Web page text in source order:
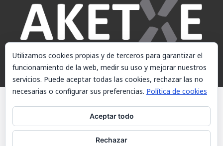
© AKETXE Consulting, S.L. - Este sitio web utiliza cookies, consulte
nuestra Política de cookies.
Utilizamos cookies propias y de terceros para garantizar el
funcionamiento de la web, medir su uso y mejorar nuestros
servicios. Puede aceptar todas las cookies, rechazar las no
necesarias o configurar sus preferencias. Política de cookies
Aceptar todo
Rechazar